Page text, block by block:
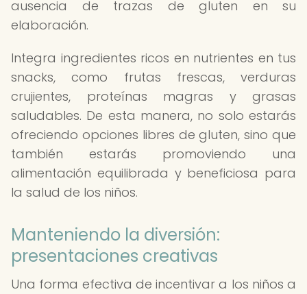
ausencia de trazas de gluten en su
elaboración.
Integra ingredientes ricos en nutrientes en tus
snacks, como frutas frescas, verduras
crujientes, proteínas magras y grasas
saludables. De esta manera, no solo estarás
ofreciendo opciones libres de gluten, sino que
también estarás promoviendo una
alimentación equilibrada y beneficiosa para
la salud de los niños.
Manteniendo la diversión:
presentaciones creativas
Una forma efectiva de incentivar a los niños a